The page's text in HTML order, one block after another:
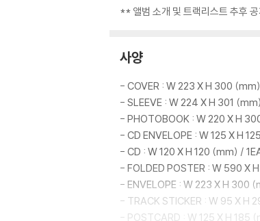
** 앨범 소개 및 트랙리스트 추후
사양
- COVER : W 223 X H 300 (mm)
- SLEEVE : W 224 X H 301
- PHOTOBOOK : W 220 X H
- CD ENVELOPE : W 125 X H
- CD : W 120 X H 120 (mm) /
- FOLDED POSTER : W 590 X
- ENVELOPE : W 223 X H 300
- TRACK STICKER : W 95 X H
- POSTCARD : W 125 X H 185